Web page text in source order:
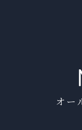
オー